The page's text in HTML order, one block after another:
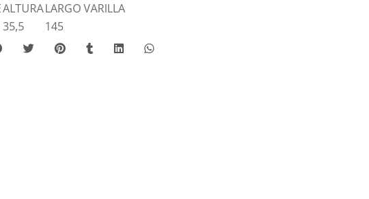
ALTURALARGO VARILLA
35,5 145